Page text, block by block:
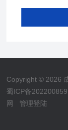
Copyright © 2026
蜀ICP备
网
管理登陆